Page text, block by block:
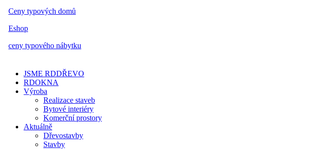
Ceny typových domů
Eshop
ceny typového nábytku
JSME RDDŘEVO
RDOKNA
Výroba
Realizace staveb
Bytové interiéry
Komerční prostory
Aktuálně
Dřevostavby
Stavby